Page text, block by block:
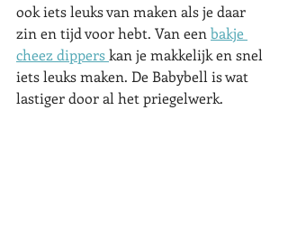
ook iets leuks van maken als je daar
zin en tijd voor hebt. Van een bakje
cheez dippers kan je makkelijk en snel
iets leuks maken. De Babybell is wat
lastiger door al het priegelwerk.